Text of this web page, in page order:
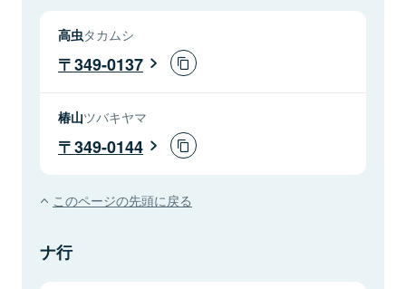
高虫タカムシ
349-0137
椿山ツバキヤマ
349-0144
このページの先頭に戻る
ナ行